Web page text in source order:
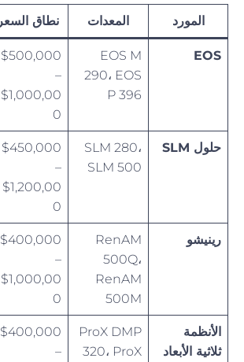
المورد المعدات نطاق السعر
EOS
EOS M
290، EOS
P 396
$500,000
–
$1,000,00
0
حلول SLM
SLM 280،
SLM 500
$450,000
–
$1,200,00
0
رينيشو
RenAM
500Q،
RenAM
500M
$400,000
–
$1,000,00
0
الأنظمة
ثلاثية الأبعاد
ProX DMP
320، ProX
$400,000
–